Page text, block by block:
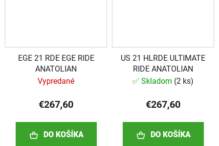
EGE 21 RDE EGE RIDE
ANATOLIAN
Vypredané
€267,60
DO KOŠÍKA
US 21 HLRDE ULTIMATE
RIDE ANATOLIAN
✅ Skladom (2 ks)
€267,60
DO KOŠÍKA